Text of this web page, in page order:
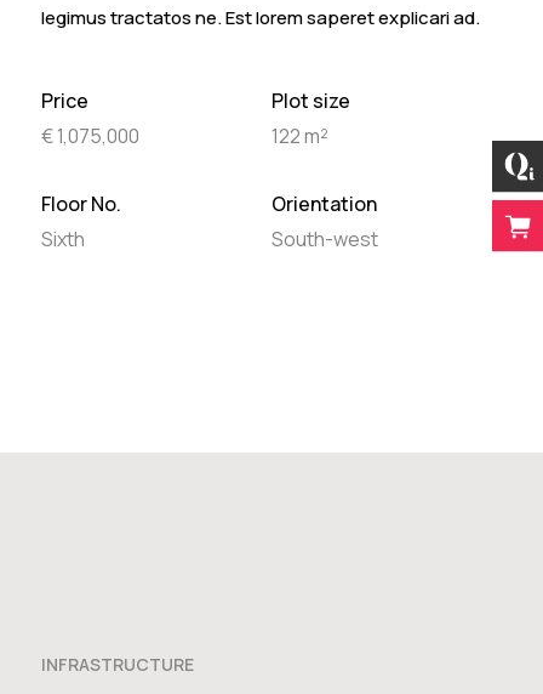
legimus tractatos ne. Est lorem saperet explicari ad.
Price
€ 1,075,000
Plot size
122 m²
Floor No.
Sixth
Orientation
South-west
INFRASTRUCTURE